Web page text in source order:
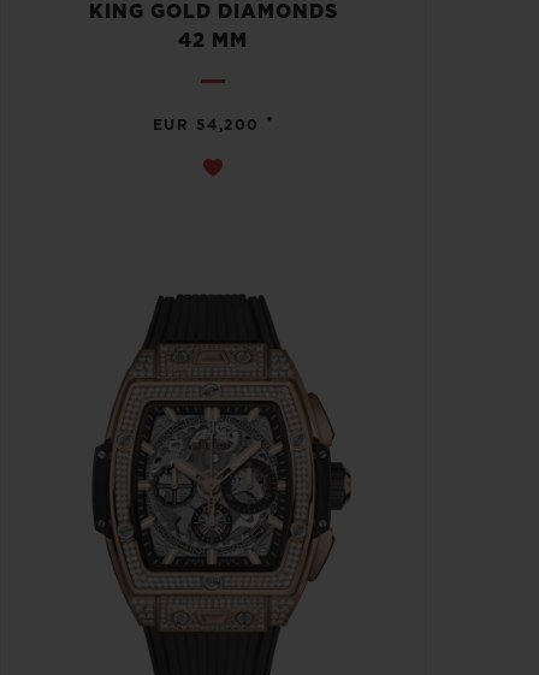
KING GOLD DIAMONDS
42 MM
EUR 54,200 •